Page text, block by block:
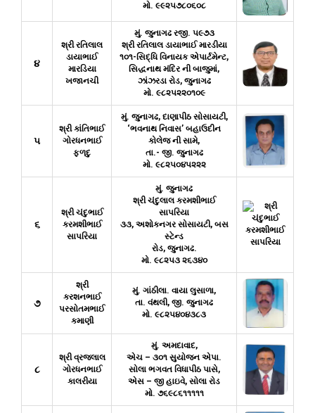
મો. ૯૯૨૫૭૮૦૬૦૮
૪
શ્રી રતિલાલ
ડાયાભાઈ
મારડિયા
ખજાનચી
મું. જુનાગઢ રજી. ૫૯૭૩
શ્રી રતિલાલ ડાયાભાઈ મારડીયા
૧૦૧-સિદ્ધિ વિનાયક એપાર્ટમેન્ટ,
સિદ્ધનાથ મંદિર ની બાજુમાં,
ઝાંઝરડા રોડ, જુનાગઢ
મો. ૯૮૨૫૨૨૦૧૦૯
૫
શ્રી કાંતિભાઈ
ગોરધનભાઈ
ફળદુ
મું. જુનાગઢ, દાણાપીઠ સોસાયટી,
‘ભવનાથ નિવાસ’ બહાઉદીન
કોલેજ ની સામે,
તા.- જી. જુનાગઢ
મો. ૯૮૨૫૦૪૫૨૨૨
૬
શ્રી ચંદુભાઈ
કરમશીભાઈ
સાપરિયા
મું. જુનાગઢ
શ્રી ચંદુલાલ કરમશીભાઈ
સાપરિયા
૩૩, અશોકનગર સોસાયટી, બસ
સ્ટેન્ડ
રોડ, જુનાગઢ.
મો. ૯૮૨૫૩ ૨૬૩૪૦
૭
શ્રી
કરશનભાઈ
પરસોતમભાઈ
કમાણી
મું. ગાંઠીલા. વાયા લુસાળા,
તા. વંથલી, જી. જુનાગઢ
મો. ૯૮૨૫૪૦૪૩૮૩
૮
શ્રી વ્રજલાલ
ગોરધનભાઈ
કાલરીયા
મું. અમદાવાદ,
એચ – ૩૦૧ સુયોજન એપા.
સોલા ભગવત વિધાપીઠ પાસે,
એસ – જી હાઇવે, સોલા રોડ
મો. ૭૬૯૮૬૧૧૧૧૧